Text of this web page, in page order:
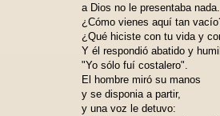
a Dios no le presentaba nada.
¿Cómo vienes aquí tan
¿Qué hiciste con tu vida y
Y él respondió abatido y
"Yo sólo fuí costalero".
El hombre miró su manos
y se disponia a partir,
y una voz le detuvo: